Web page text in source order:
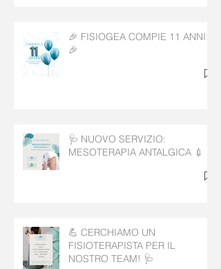
🎉 FISIOGEA COMPIE 11 ANNI!
🎉
🩺 NUOVO SERVIZIO:
MESOTERAPIA ANTALGICA 💉
💪 CERCHIAMO UN
FISIOTERAPISTA PER IL
NOSTRO TEAM! 🩺